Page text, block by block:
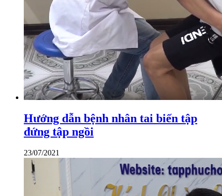
Hướng dẫn bệnh nhân tai biến tập
đứng tập ngồi
23/07/2021